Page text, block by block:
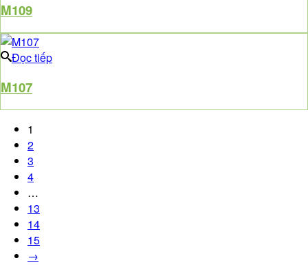
M109
Đọc tiếp
M107
1
2
3
4
…
13
14
15
→